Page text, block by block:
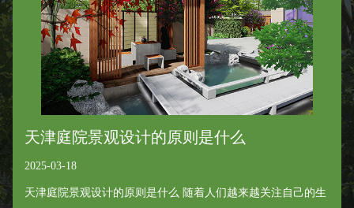
天津庭院景观设计的原则是什么
2025-03-18
天津庭院景观设计的原则是什么 随着人们越来越关注自己的生